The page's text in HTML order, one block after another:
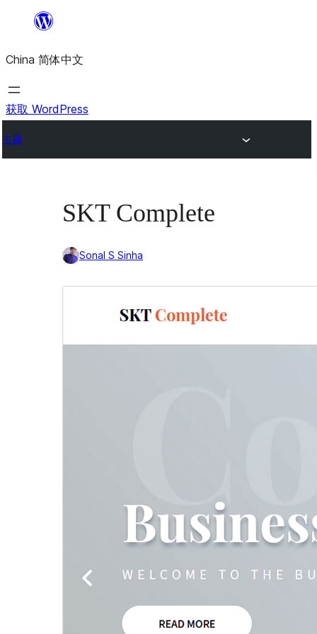
内
容
China 简体中文
获取 WordPress
主题
SKT Complete
Sonal S Sinha